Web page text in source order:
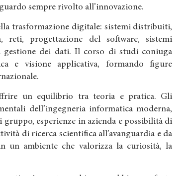
sempre rivolto all’innovazione.
trasformazione digitale: sistemi distribuiti,
reti, progettazione del software, sistemi
gestione dei dati. Il corso di studi coniuga
e visione applicativa, formando figure
un equilibrio tra teoria e pratica. Gli
dell’ingegneria informatica moderna,
esperienze in azienda e possibilità di
di ricerca scientifica all’avanguardia e da
ambiente che valorizza la curiosità, la